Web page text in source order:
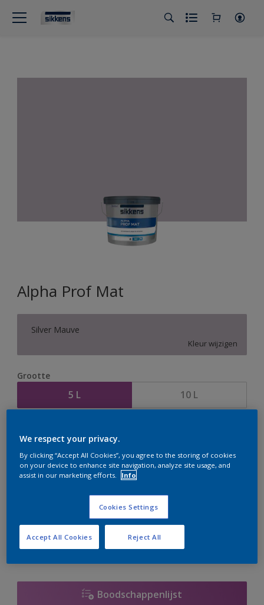
Alpha Prof Mat
Silver Mauve
Kleur wijzigen
Grootte
5 L 10 L
Bereken
Op dit moment is het niet mogelijk dit product online
te bestellen. Houd de website in de gaten, we werken
er hard aan om de voorraad aan te vullen.
Boodschappenlijst
We respect your privacy.
By clicking “Accept All Cookies”, you agree to the storing of cookies
on your device to enhance site navigation, analyze site usage, and
assist in our marketing efforts.
Info
Cookies Settings
Reject All
Accept All Cookies